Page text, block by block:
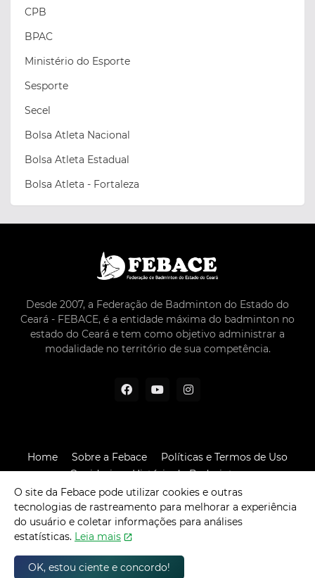
CPB
BPAC
Ministério do Esporte
Sesporte
Secel
Bolsa Atleta Nacional
Bolsa Atleta Estadual
Bolsa Atleta - Fortaleza
Desde 2007, a Federação de Badminton do Estado do
Ceará - FEBACE, é a entidade máxima do badminton no
estado do Ceará e tem como objetivo administrar a
modalidade no território de sua competência.
Desenvolvido por -Pixel Conteúdos © 2023
Home Sobre a Febace
Políticas e Termos de Uso
Ouvidoria
História do Badminton
O site da Febace pode utilizar cookies e outras
tecnologias de rastreamento para melhorar a experiência
do usuário e coletar informações para análises
estatísticas. Leia mais
OK, estou ciente e concordo!